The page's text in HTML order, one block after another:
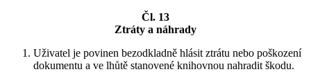
Čl. 13
Ztráty a náhrady
Uživatel je povinen bezodkladně hlásit ztrátu nebo poškození
dokumentu a ve lhůtě stanovené knihovnou nahradit škodu.